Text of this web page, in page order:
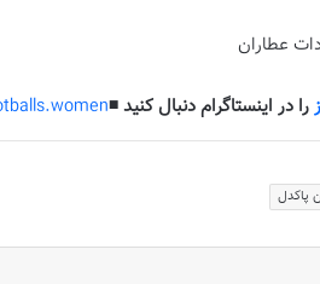
عطاران
را در اینستاگرام دنبال کنید ◾️
پاکدل